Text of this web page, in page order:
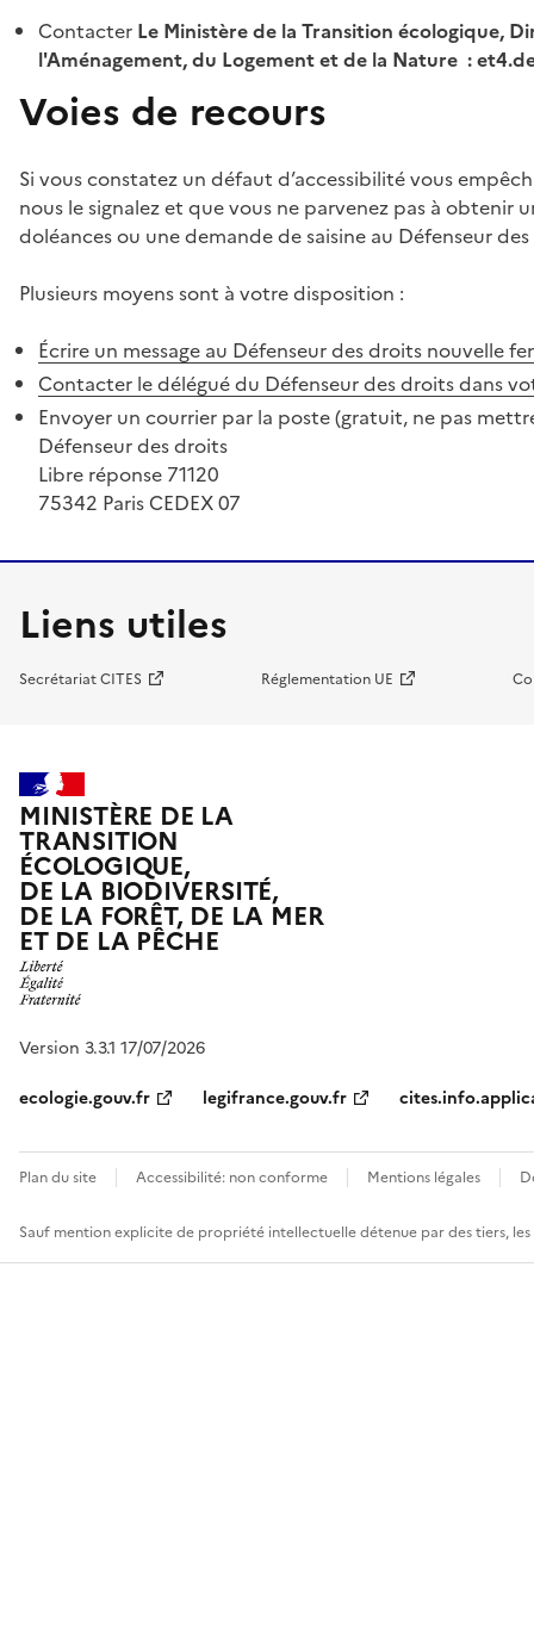
Contacter Le Ministère de la Transition écologique,
l'Aménagement, du Logement et de la Nature :
Voies de recours
Si vous constatez un défaut d’accessibilité vous
nous le signalez et que vous ne parvenez pas à
doléances ou une demande de saisine au Défenseur
Plusieurs moyens sont à votre disposition :
Écrire un message au Défenseur des droits nouvelle
Contacter le délégué du Défenseur des droits dans
Envoyer un courrier par la poste (gratuit, ne pas
Défenseur des droits
Libre réponse 71120
75342 Paris CEDEX 07
Liens utiles
Secrétariat CITES Réglementation UE
MINISTÈRE DE LA
TRANSITION
ÉCOLOGIQUE,
DE LA BIODIVERSITÉ,
DE LA FORÊT, DE LA MER
ET DE LA PÊCHE
Version 3.3.1 17/07/2026
ecologie.gouv.fr
legifrance.gouv.fr
Plan du site Accessibilité: non conforme Mentions légales
Sauf mention explicite de propriété intellectuelle détenue par des tiers,